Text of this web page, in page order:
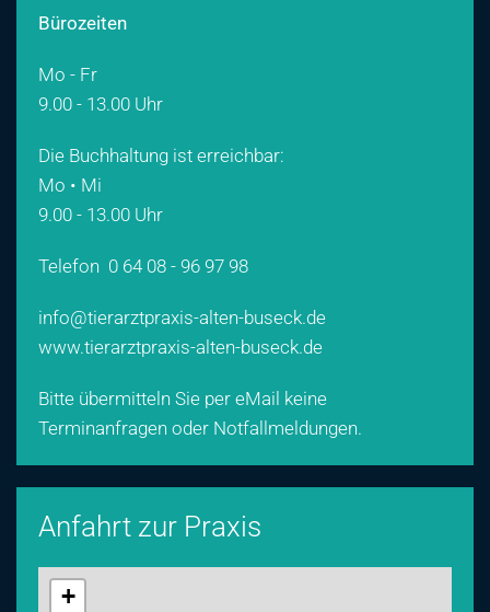
Bürozeiten
Mo - Fr
9.00 - 13.00 Uhr
Die Buchhaltung ist erreichbar:
Mo • Mi
9.00 - 13.00 Uhr
Telefon 0 64 08 - 96 97 98
info@tierarztpraxis-alten-buseck.de
www.tierarztpraxis-alten-buseck.de
Bitte übermitteln Sie per eMail keine
Terminanfragen oder Notfallmeldungen.
Anfahrt zur Praxis
+